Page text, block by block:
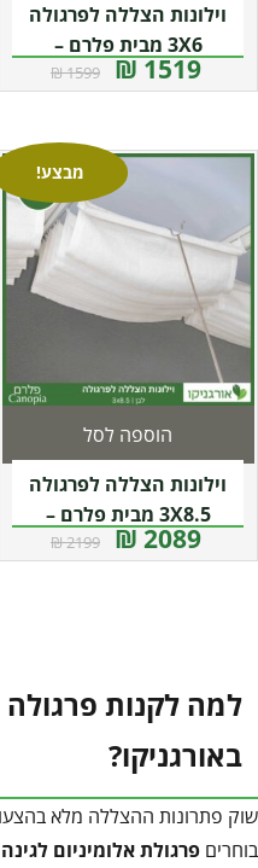
וילונות הצללה לפרגולה
3X6 מבית פלרם –
Canopia1519 ₪
1599 ₪
מבצע!
וילונות הצללה לפרגולה
3X8.5 מבית פלרם –
Canopia2089 ₪
2199 ₪
הוספה לסל
למה לקנות פרגולה
באורגניקו?
שוק פתרונות ההצללה מלא
בוחרים פרגולת אלומיניום